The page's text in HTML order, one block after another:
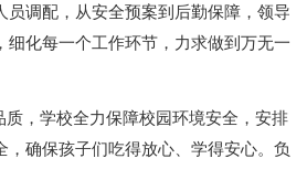
员调配，从安全预案到后勤保障，领导
细化每一个工作环节，力求做到万无一
质，学校全力保障校园环境安全，安排
，确保孩子们吃得放心、学得安心。负